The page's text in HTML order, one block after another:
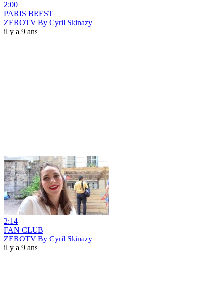
2:00
PARIS BREST
ZEROTV By Cyril Skinazy
il y a 9 ans
2:14
FAN CLUB
ZEROTV By Cyril Skinazy
il y a 9 ans